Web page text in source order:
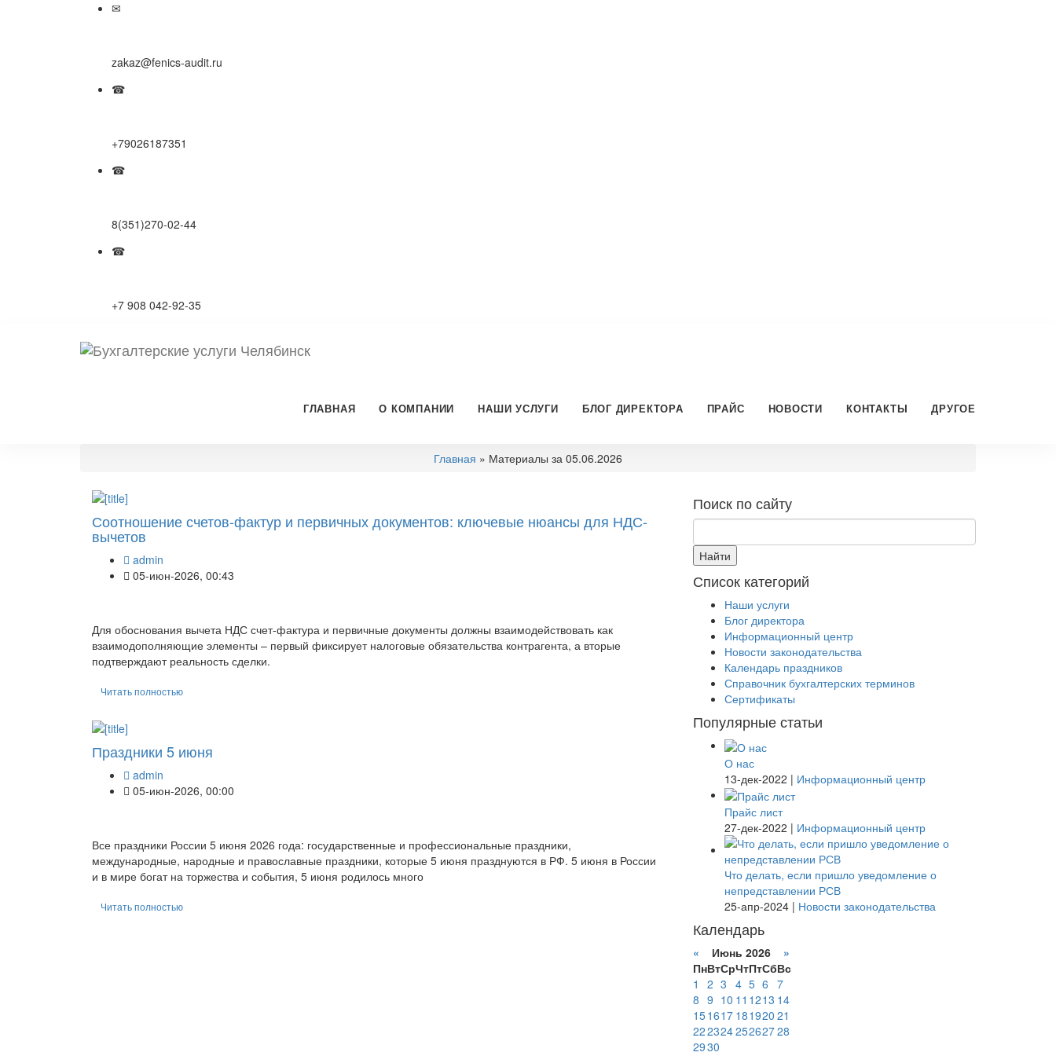
✉
zakaz@fenics-audit.ru
☎
+79026187351
☎
8(351)270-02-44
☎
+7 908 042-92-35
ГЛАВНАЯ О КОМПАНИИ НАШИ УСЛУГИ БЛОГ ДИРЕКТОРА ПРАЙС НОВОСТИ КОНТАКТЫ ДРУГОЕ
Главная » Материалы за 05.06.2026
Соотношение счетов-фактур и первичных документов: ключевые нюансы для НДС-
вычетов
admin
05-июн-2026, 00:43
Для обоснования вычета НДС счет-фактура и первичные документы должны взаимодействовать как
взаимодополняющие элементы – первый фиксирует налоговые обязательства контрагента, а вторые
подтверждают реальность сделки.
Читать полностью
Праздники 5 июня
admin
05-июн-2026, 00:00
Все праздники России 5 июня 2026 года: государственные и профессиональные праздники,
международные, народные и православные праздники, которые 5 июня празднуются в РФ. 5 июня в России
и в мире богат на торжества и события, 5 июня родилось много
Читать полностью
Поиск по сайту
Список категорий
Наши услуги
Блог директора
Информационный центр
Новости законодательства
Календарь праздников
Справочник бухгалтерских терминов
Сертификаты
Популярные статьи
О нас
13-дек-2022 | Информационный центр
Прайс лист
27-дек-2022 | Информационный центр
Что делать, если пришло уведомление о
непредставлении РСВ
25-апр-2024 | Новости законодательства
Календарь
« Июнь 2026 »
ПнВтСрЧтПтСбВс
1
2 3 4 5 6 7
8 9 10 11 1213 14
151617 181920 21
22232425262728
2930